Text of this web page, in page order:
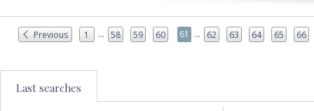
Previous 1 ... 58 59 60 61 ... 62 63 64 65 66
Last searches